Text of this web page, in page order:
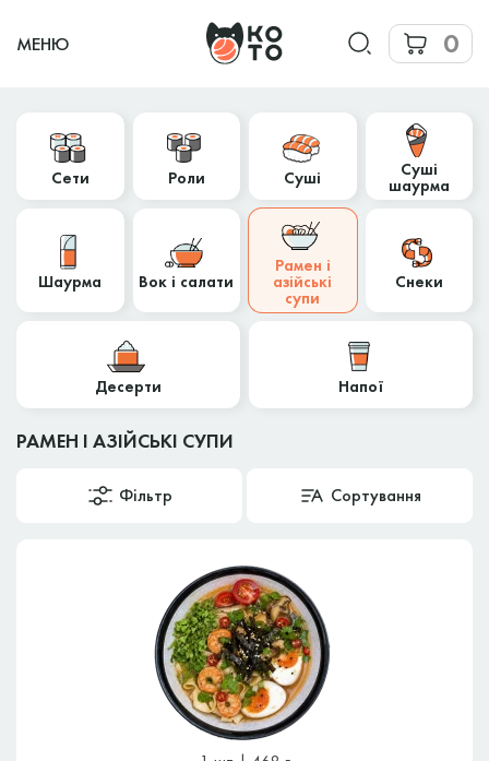
МЕНЮ 0
Сети Роли Суші Суші
шаурма
Шаурма Вок і салати
Рамен і
азійські
супи
Снеки
Десерти Напої
РАМЕН І АЗІЙСЬКІ СУПИ
Фільтр Сортування